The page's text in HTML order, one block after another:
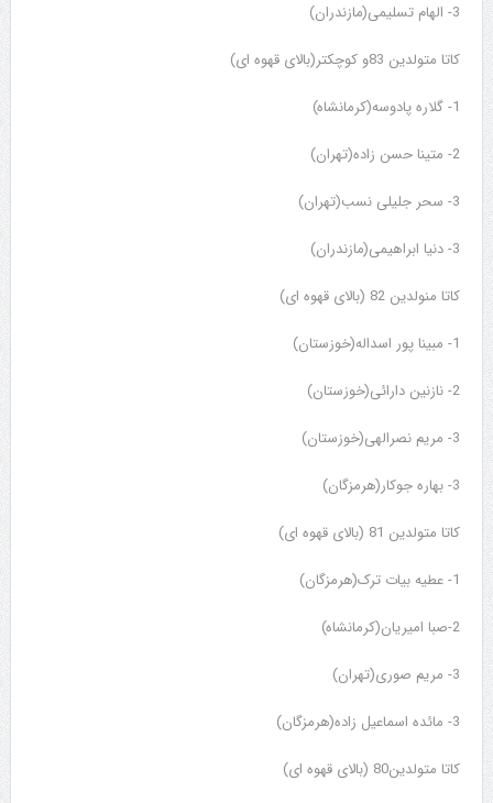
3- الهام تسلیمی(مازندران)
کاتا متولدین 83و کوچکتر(بالای قهوه ای)
1- گلاره پادوسه(کرمانشاه)
2- متینا حسن زاده(تهران)
3- سحر جلیلی نسب(تهران)
3- دنیا ابراهیمی(مازندران)
کاتا منولدین 82 (بالای قهوه ای)
1- مبینا پور اسداله(خوزستان)
2- نازنین دارائی(خوزستان)
3- مریم نصرالهی(خوزستان)
3- بهاره جوکار(هرمزگان)
کاتا متولدین 81 (بالای قهوه ای)
1- عطیه بیات ترک(هرمزگان)
2-صبا امیریان(کرمانشاه)
3- مریم صوری(تهران)
3- مائده اسماعیل زاده(هرمزگان)
کاتا متولدین80 (بالای قهوه ای)